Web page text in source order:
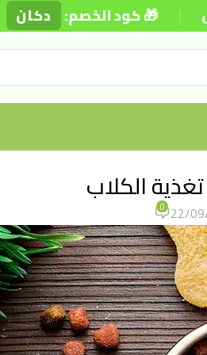
الخصم: دكان |
الكلاب
0